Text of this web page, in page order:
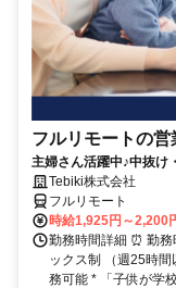
フルリモートの
主婦さん活躍中♪中抜け
Tebiki株式会社
フルリモート
時給1,925円～2,200
勤務時間詳細 ⏰
ックス制 （週25時
務可能 * 「子供が学